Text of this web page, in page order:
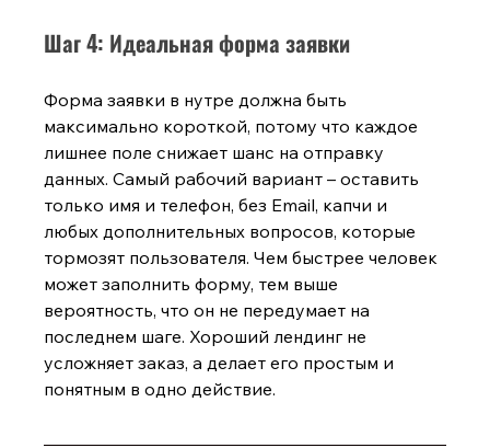
Шаг 4: Идеальная форма заявки
Форма заявки в нутре должна быть
максимально короткой, потому что каждое
лишнее поле снижает шанс на отправку
данных. Самый рабочий вариант – оставить
только имя и телефон, без Email, капчи и
любых дополнительных вопросов, которые
тормозят пользователя. Чем быстрее человек
может заполнить форму, тем выше
вероятность, что он не передумает на
последнем шаге. Хороший лендинг не
усложняет заказ, а делает его простым и
понятным в одно действие.